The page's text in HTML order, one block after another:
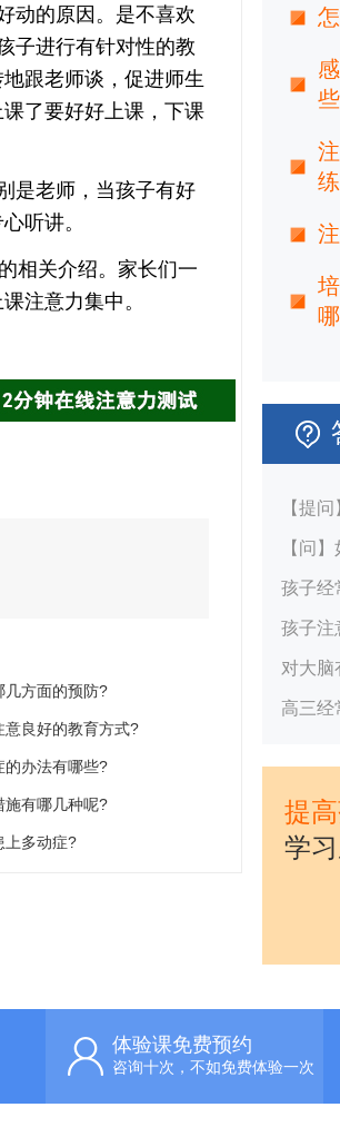
的原因。是不喜欢
子进行有针对性的教
跟老师谈，促进师生
了要好好上课，下课
老师，当孩子有好
听讲。
相关介绍。家长们一
注意力集中。
几方面的预防?
意良好的教育方式?
的办法有哪些?
施有哪几种呢?
上多动症?
【提
【问
孩子经
孩子注
对大脑
高三经
提
学
体验课免费预约
咨询十次，不如免费体验一次